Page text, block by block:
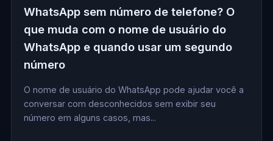
WhatsApp sem número de telefone? O
que muda com o nome de usuário do
WhatsApp e quando usar um segundo
número
O nome de usuário do WhatsApp pode ajudar você a
conversar com desconhecidos sem exibir seu
número em alguns casos, mas...